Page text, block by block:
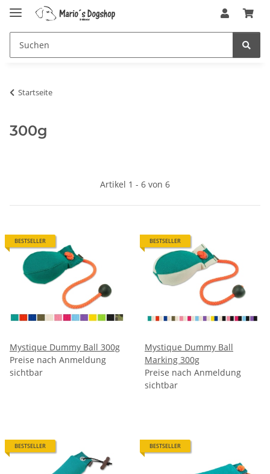
Startseite
300g
Artikel 1 - 6 von 6
BESTSELLER
Mystique Dummy Ball 300g
Preise nach Anmeldung
sichtbar
BESTSELLER
Mystique Dummy Ball
Marking 300g
Preise nach Anmeldung
sichtbar
BESTSELLER BESTSELLER